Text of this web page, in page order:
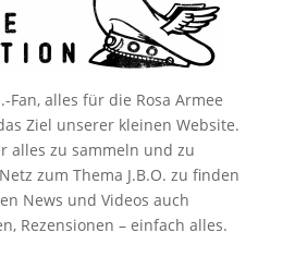
Fan, alles für die Rosa Armee
Ziel unserer kleinen Website.
alles zu sammeln und zu
zum Thema J.B.O. zu finden
News und Videos auch
Rezensionen – einfach alles.